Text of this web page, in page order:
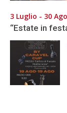
3 Luglio - 30
“Estate in